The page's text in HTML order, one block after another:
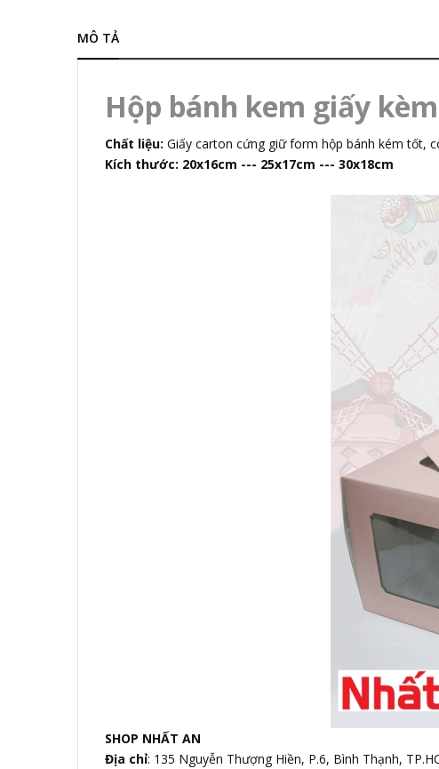
MÔ TẢ
Hộp bánh kem giấy
Chất liệu: Giấy carton cứng giữ form hộp bánh kém tốt,
Kích thước: 20x16cm --- 25x17cm --- 30x18cm
SHOP NHẤT AN
Địa chỉ: 135 Nguyễn Thượng Hiền, P.6, Bình Thạnh,